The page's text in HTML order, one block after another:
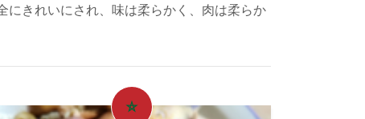
にきれいにされ、味は柔らかく、肉は柔らか